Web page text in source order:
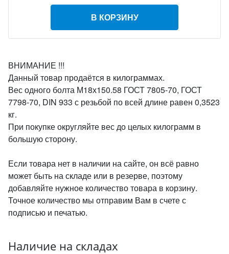
В КОРЗИНУ
ВНИМАНИЕ !!!
Данный товар продаётся в килограммах.
Вес одного болта М18х150.58 ГОСТ 7805-70, ГОСТ
7798-70, DIN 933 с резьбой по всей длине равен 0,3523
кг.
При покупке округляйте вес до целых килограмм в
большую сторону.
Если товара нет в наличии на сайте, он всё равно
может быть на складе или в резерве, поэтому
добавляйте нужное количество товара в корзину.
Точное количество мы отправим Вам в счете с
подписью и печатью.
Наличие на складах